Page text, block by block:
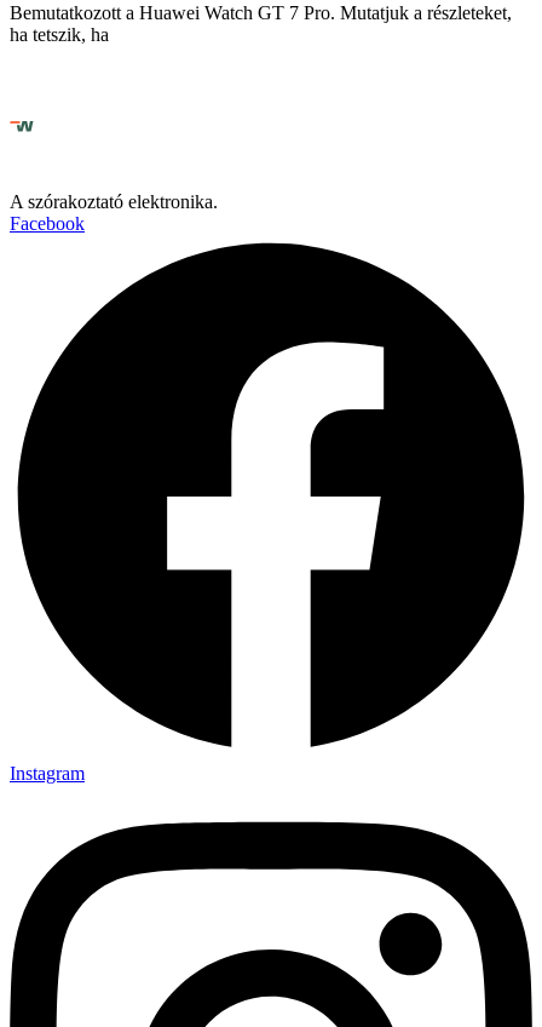
Bemutatkozott a Huawei Watch GT 7 Pro. Mutatjuk a részleteket,
ha tetszik, ha
A szórakoztató elektronika.
Facebook
Instagram